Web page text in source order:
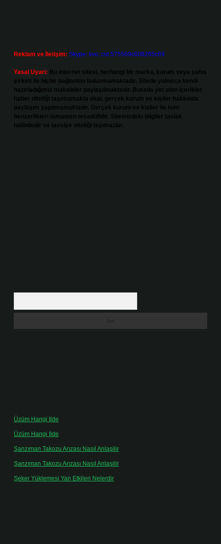
Reklam ve İletişim: Skype: live:.cid.575569c608265c69
Yasal Uyarı: Bu internet sitesi, herhangi bir marka, kurum veya şahıs
şirketi ile hiçbir bağlantısı bulunmamaktadır. Sitede yalnızca kendi
hazırladığımız makaleler paylaşılmaktadır. Burada yer alan içerikler
haber niteliği taşımamakta olup, gerçek kurum ve kişiler hakkında
paylaşım yapılmamaktadır. Gerçek kurum ve kişiler ile isim
benzerlikleri tamamen tesadüfidir. Sitemizdeki bilgiler taslak
halindedir ve tavsiye niteliği taşımazlar.
Üzüm Hangi Ilde
Üzüm Hangi Ilde
Şanzıman Takozu Arızası Nasıl Anlaşilir
Şanzıman Takozu Arızası Nasıl Anlaşilir
Şeker Yüklemesi Yan Etkileri Nelerdir